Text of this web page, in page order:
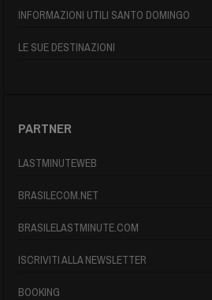
INFORMAZIONI UTILI SANTO DOMINGO
LE SUE DESTINAZIONI
PARTNER
LASTMINUTEWEB
BRASILECOM.NET
BRASILELASTMINUTE.COM
ISCRIVITI ALLA NEWSLETTER
BOOKING